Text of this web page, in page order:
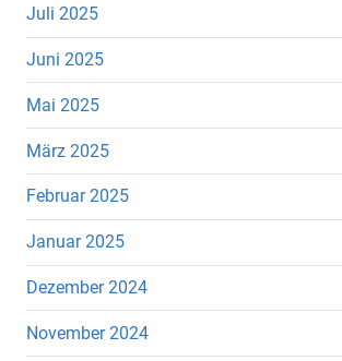
Juli 2025
Juni 2025
Mai 2025
März 2025
Februar 2025
Januar 2025
Dezember 2024
November 2024